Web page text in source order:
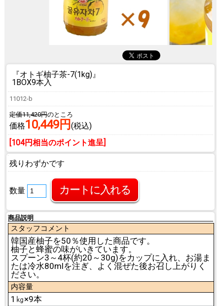
『オトギ柚子茶-7(1kg)』
1BOX9本入
11012-b
定価11,420円のところ
価格10,449円 (税込)
[104円相当のポイント進呈]
残りわずかです
数量
商品説明
スタッフコメント
韓国産柚子を50％使用した商品です。
柚子と蜂蜜の味がいきています。
スプーン3～4杯(約20～30g)をカップに入れ、お湯ま
たは冷水80mlを注ぎ、よく混ぜた後お召し上がりく
ださい。
内容量
1㎏×9本